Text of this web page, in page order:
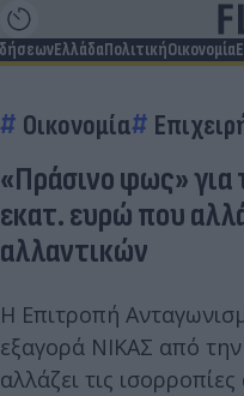
ΕλλάδαΠολιτικήΟικονομία
Οικονομία
«Πράσινο φως» για
εκατ. ευρώ που
αλλαντικών
Η Επιτροπή
εξαγορά ΝΙΚΑΣ από
αλλάζει τις